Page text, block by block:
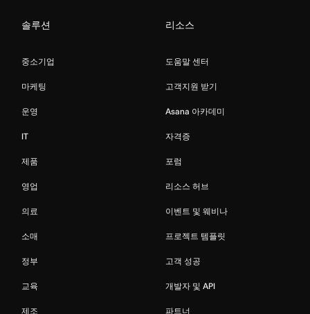
솔루션
중소기업
마케팅
운영
IT
제품
영업
의료
소매
정부
교육
제조
리소스
도움말 센터
고객지원 받기
Asana 아카데미
자격증
포럼
리소스 허브
이벤트 및 웨비나
프로젝트 템플릿
고객 성공
개발자 및 API
파트너